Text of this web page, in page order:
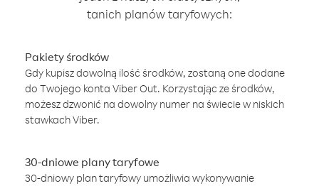
tanich planów taryfowych:
Pakiety środków
Gdy kupisz dowolną ilość środków, zostaną one dodane
do Twojego konta Viber Out. Korzystając ze środków,
możesz dzwonić na dowolny numer na świecie w niskich
stawkach Viber.
30-dniowe plany taryfowe
30-dniowy plan taryfowy umożliwia wykonywanie